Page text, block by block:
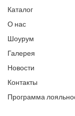
Каталог
О нас
Шоурум
Галерея
Новости
Контакты
Программа